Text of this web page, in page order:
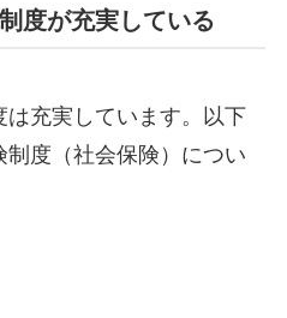
度が充実している
は充実しています。以下
度（社会保険）につい